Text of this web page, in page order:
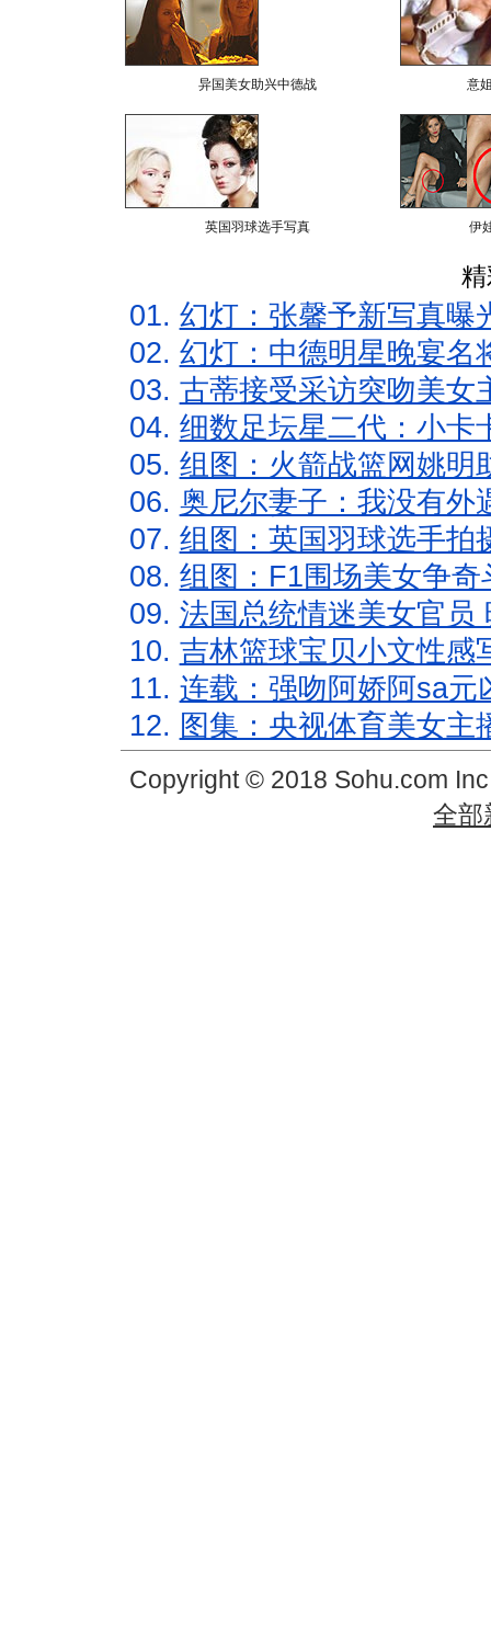
异国美女助兴中德战 意
英国羽球选手写真 伊
01. 幻灯：张馨予新写真曝
02. 幻灯：中德明星晚宴名
03. 古蒂接受采访突吻美女
04. 细数足坛星二代：小卡
05. 组图：火箭战篮网姚明
06. 奥尼尔妻子：我没有外
07. 组图：英国羽球选手拍
08. 组图：F1围场美女争
09. 法国总统情迷美女官员
10. 吉林篮球宝贝小文性感
11. 连载：强吻阿娇阿sa元
12. 图集：央视体育美女主
Copyright © 2018 Sohu.com
全部